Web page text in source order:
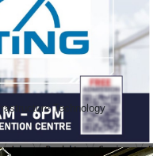
Technology